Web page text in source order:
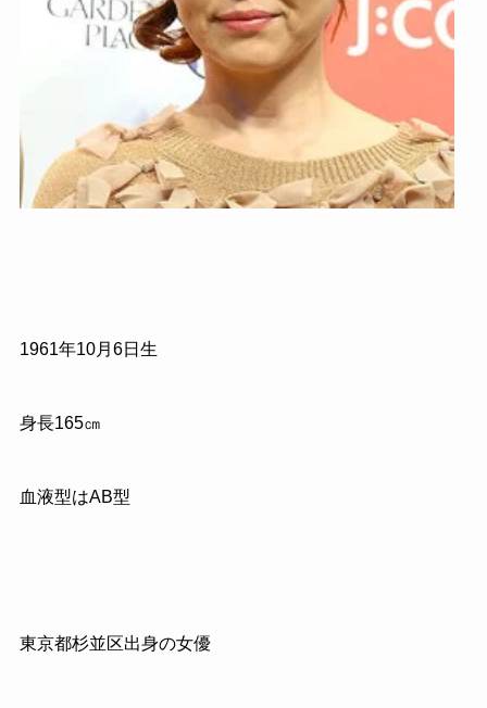
1961年10月 6日生
身長165㎝
血液型はAB型
東京都杉並区出身の女優